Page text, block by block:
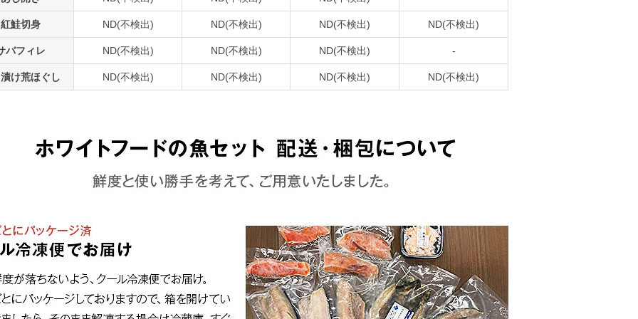
紅鮭切身 ND(不検出) ND(不検出) ND(不検出) ND(不検出)
バフィレ ND(不検出) ND(不検出) ND(不検出) -
け荒ほぐし ND(不検出) ND(不検出) ND(不検出) ND(不検出)